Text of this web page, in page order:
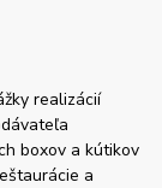
realizácií
boxov a kútikov
a